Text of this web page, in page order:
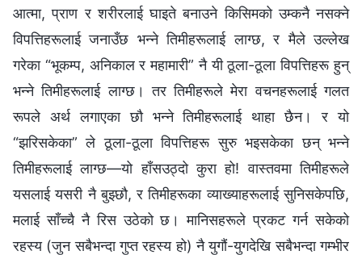
आत्मा, प्राण र शरीरलाई घाइते बनाउने किसिमको उम्कनै नसक्‍ने
विपत्तिहरूलाई जनाउँछ भन्‍ने तिमीहरूलाई लाग्छ, र मैले उल्‍लेख
गरेका “भूकम्प, अनिकाल र महामारी” नै यी ठूला-ठूला विपत्तिहरू हुन्
भन्‍ने तिमीहरूलाई लाग्छ। तर तिमीहरूले मेरा वचनहरूलाई गलत
रूपले अर्थ लगाएका छौ भन्‍ने तिमीहरूलाई थाहा छैन। र यो
“झरिसकेका” ले ठूला-ठूला विपत्तिहरू सुरु भइसकेका छन् भन्‍ने
तिमीहरूलाई लाग्छ—यो हाँसउठ्दो कुरा हो! वास्तवमा तिमीहरूले
यसलाई यसरी नै बुझ्छौ, र तिमीहरूका व्याख्याहरूलाई सुनिसकेपछि,
मलाई साँच्‍चै नै रिस उठेको छ। मानिसहरूले प्रकट गर्न सकेको
रहस्य (जुन सबैभन्दा गुप्त रहस्य हो) नै युगौं-युगदेखि सबैभन्दा गम्‍भीर